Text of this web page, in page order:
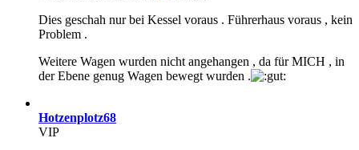
Dies geschah nur bei Kessel voraus . Führerhaus voraus , kein
Problem .
Weitere Wagen wurden nicht angehangen , da für MICH , in
der Ebene genug Wagen bewegt wurden .
Hotzenplotz68
VIP